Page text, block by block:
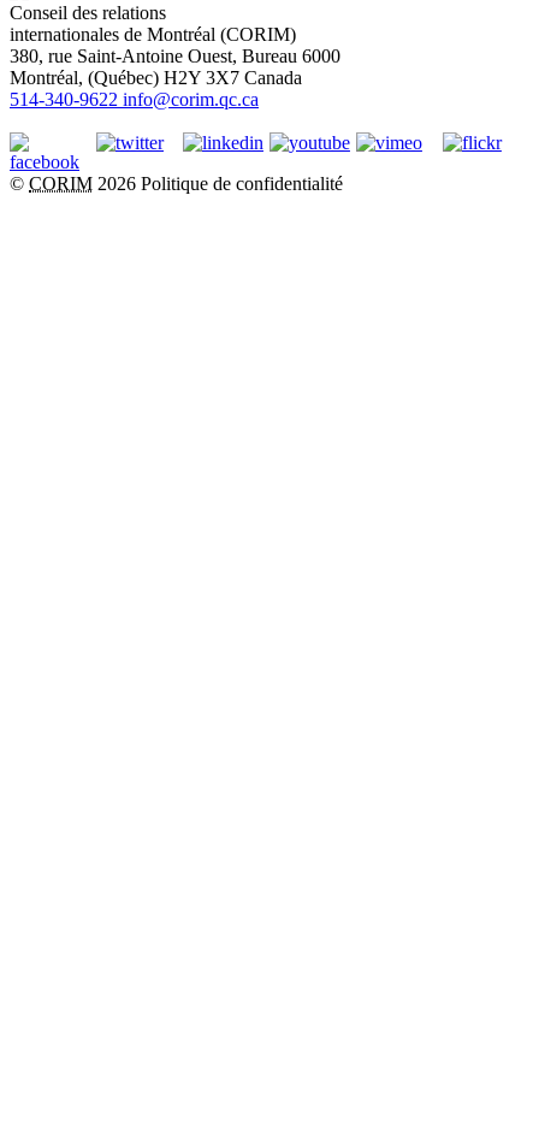
Conseil des relations
internationales de Montréal (CORIM)
380, rue Saint-Antoine Ouest, Bureau 6000
Montréal, (Québec) H2Y 3X7 Canada
514-340-9622 info@corim.qc.ca
© CORIM 2026 Politique de confidentialité